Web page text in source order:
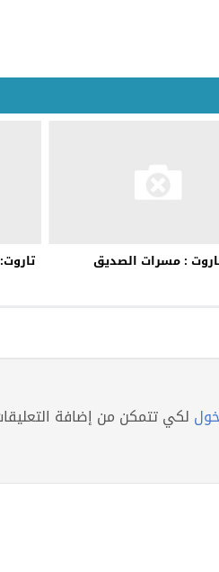
: مسرات الصديق
لكي تتمكن من إضافة